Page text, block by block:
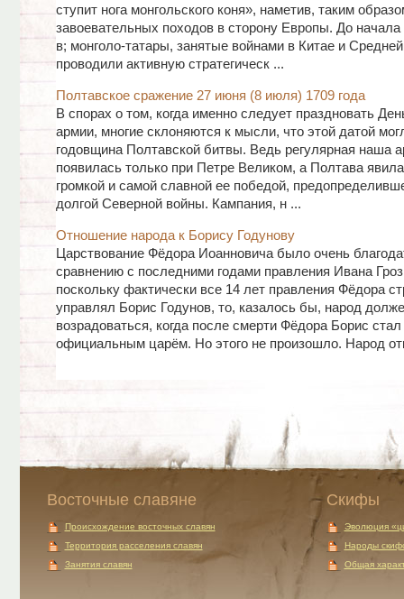
ступит нога монгольского коня», наметив, таким
завоевательных походов в сторону Европы. До начала
в; монголо-татары, занятые войнами в Китае и
проводили активную стратегическ ...
Полтавское сражение 27 июня (8 июля) 1709 года
В спорах о том, когда именно следует праздновать
армии, многие склоняются к мысли, что этой датой
годовщина Полтавской битвы. Ведь регулярная наша
появилась только при Петре Великом, а Полтава
громкой и самой славной ее победой,
долгой Северной войны. Кампания, н ...
Отношение народа к Борису Годунову
Царствование Фёдора Иоанновича было очень
сравнению с последними годами правления Ивана
поскольку фактически все 14 лет правления Фёдора
управлял Борис Годунов, то, казалось бы, народ
возрадоваться, когда после смерти Фёдора Борис стал
официальным царём. Но этого не произошло. Народ
Восточные славяне
Происхождение восточных славян
Территория расселения славян
Занятия славян
Скифы
Эволюция
Народы
Общая